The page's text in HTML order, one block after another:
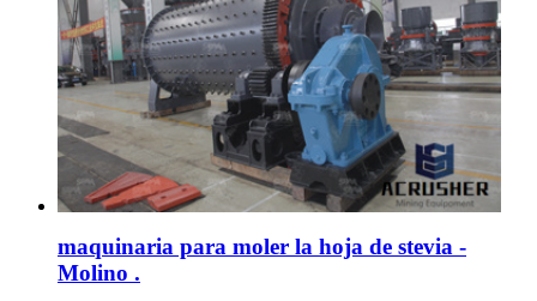
maquinaria para moler la hoja de stevia -
Molino .